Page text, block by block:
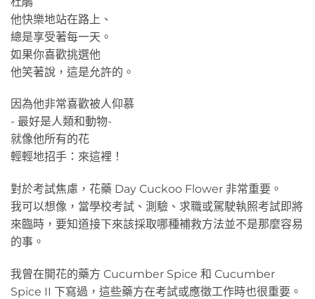
他快樂地站在路上、
總是享受著每一天。
如果你喜歡挑選他
他笑著說，這是允許的。
因為他非常喜歡被人仰慕
- 最好是人類和動物-
就像他所有的花
輕輕地招手：來這裡！
對於考試焦慮，花藥 Day Cuckoo Flower 非常重要。
我可以想像，當學校考試、測驗、求職或駕駛執照考試即將
來臨時，要知道接下來該採取哪種補救方法並不是那麼容易
的事。
我曾在開花的藥方 Cucumber Spice 和 Cucumber
Spice II 下寫過，這些藥方在考試或應徵工作時也很重要。